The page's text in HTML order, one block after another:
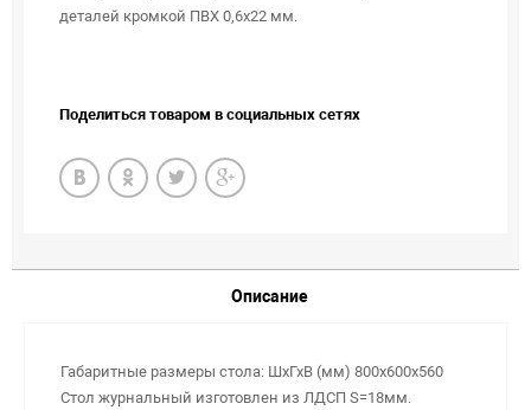
деталей кромкой ПВХ 0,6х22 мм.
Поделиться товаром в социальных сетях
Описание
Габаритные размеры стола: ШхГхВ (мм) 800х600х560
Стол журнальный изготовлен из ЛДСП S=18мм.